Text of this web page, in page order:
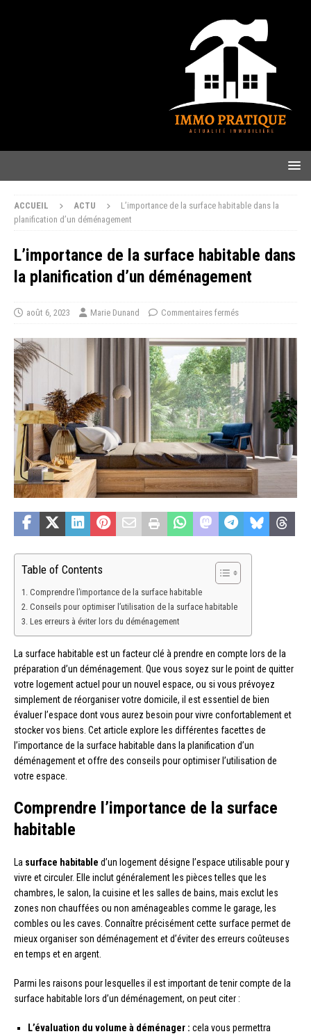
ACCUEIL ACTU
L’importance de la surface habitable dans la
planification d’un déménagement
L’importance de la surface habitable dans
la planification d’un déménagement
août 6, 2023 Marie Dunand Commentaires fermés
Table of Contents
Comprendre l’importance de la surface habitable
Conseils pour optimiser l’utilisation de la surface habitable
Les erreurs à éviter lors du déménagement
La surface habitable est un facteur clé à prendre en compte lors de la
préparation d’un déménagement. Que vous soyez sur le point de quitter
votre logement actuel pour un nouvel espace, ou si vous prévoyez
simplement de réorganiser votre domicile, il est essentiel de bien
évaluer l’espace dont vous aurez besoin pour vivre confortablement et
stocker vos biens. Cet article explore les différentes facettes de
l’importance de la surface habitable dans la planification d’un
déménagement et offre des conseils pour optimiser l’utilisation de
votre espace.
Comprendre l’importance de la surface
habitable
La surface habitable d’un logement désigne l’espace utilisable pour y
vivre et circuler. Elle inclut généralement les pièces telles que les
chambres, le salon, la cuisine et les salles de bains, mais exclut les
zones non chauffées ou non aménageables comme le garage, les
combles ou les caves. Connaître précisément cette surface permet de
mieux organiser son déménagement et d’éviter des erreurs coûteuses
en temps et en argent.
Parmi les raisons pour lesquelles il est important de tenir compte de la
surface habitable lors d’un déménagement, on peut citer :
L’évaluation du volume à déménager : cela vous permettra